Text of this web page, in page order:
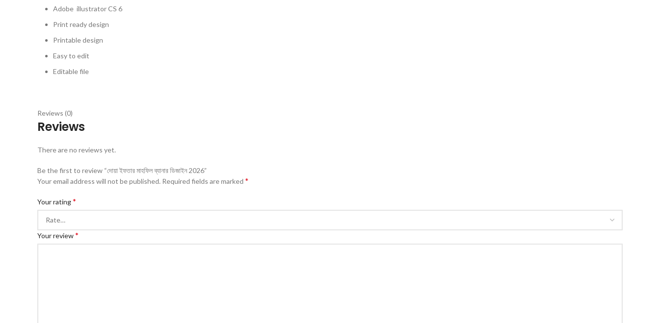
Adobe illustratorCS 6
Print ready design
Printable design
Easy to edit
Editable file
Reviews (0)
Reviews
There are no reviews yet.
Be the first to review “দোয়া ইফতার মাহফিল ব্যানার ডিজাইন 2026”
Your email address will not be published. Required fields are marked *
Your rating*
Your review*